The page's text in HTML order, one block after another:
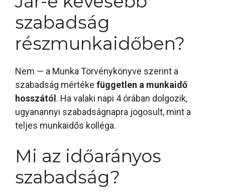
szabadság
részmunkaidőben?
Nem — a Munka Törvénykönyve szerint a
szabadság mértéke független a munkaidő
hosszától . Ha valaki napi 4 órában dolgozik,
ugyanannyi szabadságnapra jogosult, mint a
teljes munkaidős kolléga.
Mi az időarányos
szabadság?